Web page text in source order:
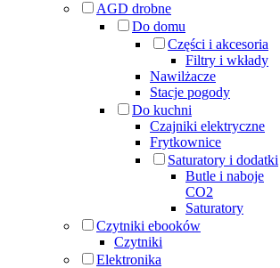
AGD drobne
Do domu
Części i akcesoria
Filtry i wkłady
Nawilżacze
Stacje pogody
Do kuchni
Czajniki elektryczne
Frytkownice
Saturatory i dodatki
Butle i naboje
CO2
Saturatory
Czytniki ebooków
Czytniki
Elektronika